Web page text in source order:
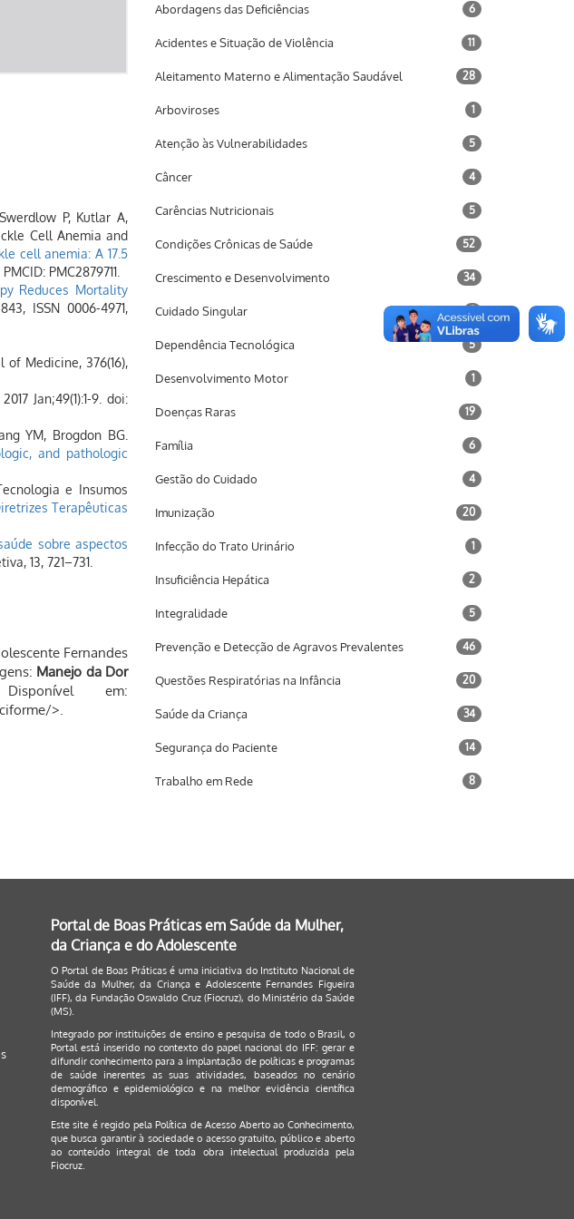
P, Kutlar A,
Cell Anemia and
cell anemia: A 17.5
PMC2879711.
Reduces Mortality
ISSN 0006-4971,
of Medicine, 376(16),
Jan;49(1):1-9. doi:
YM, Brogdon BG.
and pathologic
e Insumos
Terapêuticas
sobre aspectos
13, 721–731.
Fernandes
Manejo da Dor
em:
>.
Abordagens das Deficiências 6
Acidentes e Situação de Violência 11
Aleitamento Materno e Alimentação Saudável 28
Arboviroses 1
Atenção às Vulnerabilidades 5
Câncer 4
Carências Nutricionais 5
Condições Crônicas de Saúde 52
Crescimento e Desenvolvimento 34
Cuidado Singular 3
Dependência Tecnológica 5
Desenvolvimento Motor 1
Doenças Raras 19
Família 6
Gestão do Cuidado 4
Imunização 20
Infecção do Trato Urinário 1
Insuficiência Hepática 2
Integralidade 5
Prevenção e Detecção de Agravos Prevalentes 46
Questões Respiratórias na Infância 20
Saúde da Criança 34
Segurança do Paciente 14
Trabalho em Rede 8
Portal de Boas Práticas em Saúde da Mulher,
da Criança e do Adolescente
O Portal de Boas Práticas é uma iniciativa do Instituto Nacional de
Saúde da Mulher, da Criança e Adolescente Fernandes Figueira
(IFF), da Fundação Oswaldo Cruz (Fiocruz), do Ministério da Saúde
(MS).
Integrado por instituições de ensino e pesquisa de todo o Brasil, o
Portal está inserido no contexto do papel nacional do IFF: gerar e
difundir conhecimento para a implantação de políticas e programas
de saúde inerentes as suas atividades, baseados no cenário
demográfico e epidemiológico e na melhor evidência científica
disponível.
Este site é regido pelaPolítica de Acesso Aberto ao Conhecimento,
que busca garantir à sociedade o acesso gratuito, público e aberto
ao conteúdo integral de toda obra intelectual produzida pela
Fiocruz.